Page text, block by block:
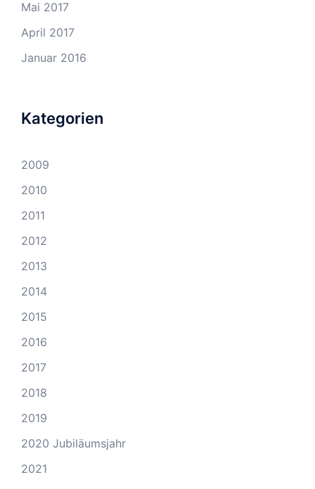
Mai 2017
April 2017
Januar 2016
Kategorien
2009
2010
2011
2012
2013
2014
2015
2016
2017
2018
2019
2020 Jubiläumsjahr
2021